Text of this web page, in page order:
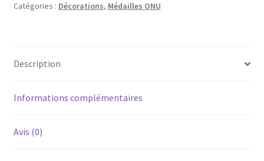
/
Catégories : Décorations, Médailles ONU
Description
Informations complémentaires
Avis (0)